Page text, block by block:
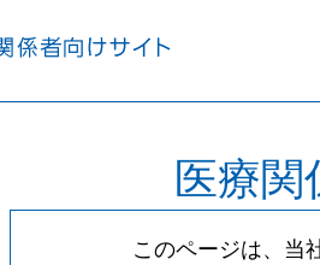
医療
このページは、当